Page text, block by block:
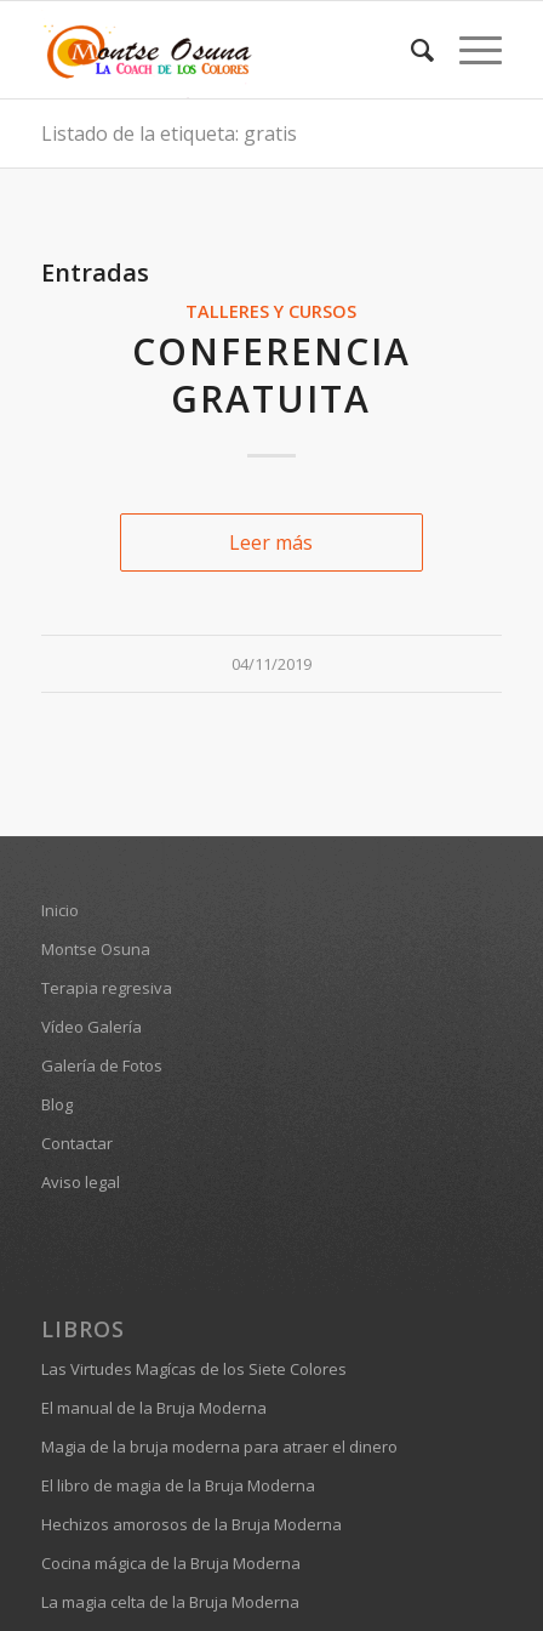
Listado de la etiqueta: gratis
Entradas
TALLERES Y CURSOS
CONFERENCIA
GRATUITA
Leer más
04/11/2019
Inicio
Montse Osuna
Terapia regresiva
Vídeo Galería
Galería de Fotos
Blog
Contactar
Aviso legal
LIBROS
Las Virtudes Magícas de los Siete Colores
El manual de la Bruja Moderna
Magia de la bruja moderna para atraer el dinero
El libro de magia de la Bruja Moderna
Hechizos amorosos de la Bruja Moderna
Cocina mágica de la Bruja Moderna
La magia celta de la Bruja Moderna